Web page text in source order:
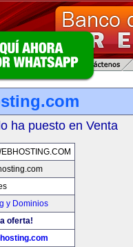
ha puesto en Venta
y Dominios
oferta!